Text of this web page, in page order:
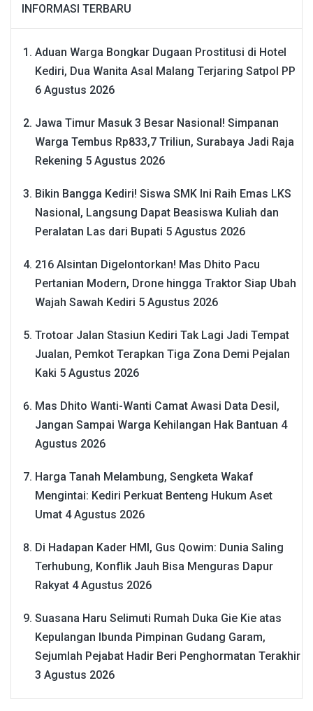
INFORMASI TERBARU
Aduan Warga Bongkar Dugaan Prostitusi di Hotel
Kediri, Dua Wanita Asal Malang Terjaring Satpol PP
6 Agustus 2026
Jawa Timur Masuk 3 Besar Nasional! Simpanan
Warga Tembus Rp833,7 Triliun, Surabaya Jadi Raja
Rekening 5 Agustus 2026
Bikin Bangga Kediri! Siswa SMK Ini Raih Emas LKS
Nasional, Langsung Dapat Beasiswa Kuliah dan
Peralatan Las dari Bupati 5 Agustus 2026
216 Alsintan Digelontorkan! Mas Dhito Pacu
Pertanian Modern, Drone hingga Traktor Siap Ubah
Wajah Sawah Kediri 5 Agustus 2026
Trotoar Jalan Stasiun Kediri Tak Lagi Jadi Tempat
Jualan, Pemkot Terapkan Tiga Zona Demi Pejalan
Kaki 5 Agustus 2026
Mas Dhito Wanti-Wanti Camat Awasi Data Desil,
Jangan Sampai Warga Kehilangan Hak Bantuan 4
Agustus 2026
Harga Tanah Melambung, Sengketa Wakaf
Mengintai: Kediri Perkuat Benteng Hukum Aset
Umat 4 Agustus 2026
Di Hadapan Kader HMI, Gus Qowim: Dunia Saling
Terhubung, Konflik Jauh Bisa Menguras Dapur
Rakyat 4 Agustus 2026
Suasana Haru Selimuti Rumah Duka Gie Kie atas
Kepulangan Ibunda Pimpinan Gudang Garam,
Sejumlah Pejabat Hadir Beri Penghormatan Terakhir
3 Agustus 2026